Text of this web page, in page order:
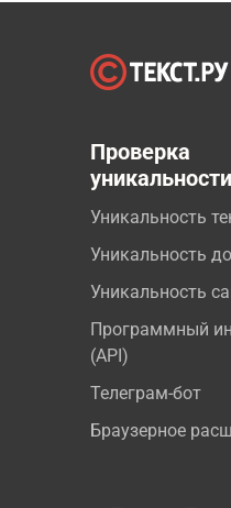
Проверка
уникальности
Уникальность
Уникальность
Уникальность
Программный
(API)
Телеграм-бот
Браузерное